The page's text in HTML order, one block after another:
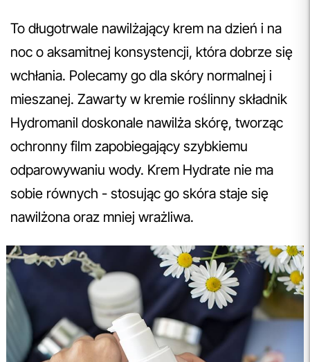
To długotrwale nawilżający krem na dzień i na
noc o aksamitnej konsystencji, która dobrze się
wchłania. Polecamy go dla skóry normalnej i
mieszanej. Zawarty w kremie roślinny składnik
Hydromanil doskonale nawilża skórę, tworząc
ochronny film zapobiegający szybkiemu
odparowywaniu wody. Krem Hydrate nie ma
sobie równych - stosując go skóra staje się
nawilżona oraz mniej wrażliwa.